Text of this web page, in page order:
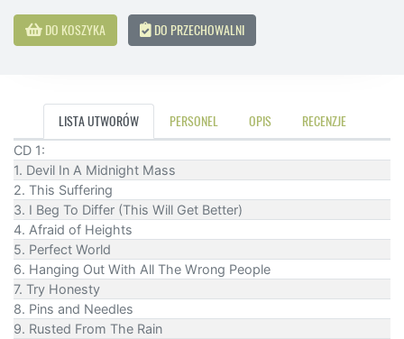
DO KOSZYKA DO PRZECHOWALNI
LISTA UTWORÓW PERSONEL OPIS RECENZJE
CD 1:
1. Devil In A Midnight Mass
2. This Suffering
3. I Beg To Differ (This Will Get Better)
4. Afraid of Heights
5. Perfect World
6. Hanging Out With All The Wrong People
7. Try Honesty
8. Pins and Needles
9. Rusted From The Rain